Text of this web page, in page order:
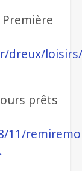
dreux/
prêts
11/